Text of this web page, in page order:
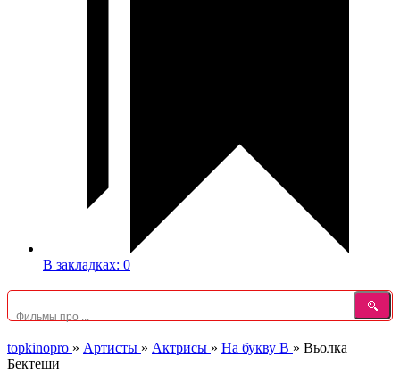
В закладках: 0
topkinopro » Артисты » Актрисы » На букву В » Вьолка
Бектеши